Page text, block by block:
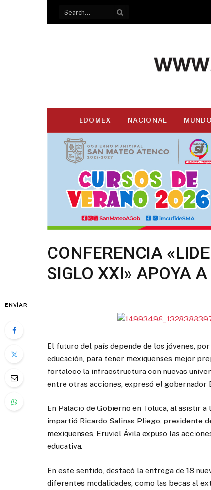
EDOMEX NACIONAL MUNDO
CONFERENCIA
SIGLO XXI» APOYA
ENVÍAR
El futuro del país depende de los jóvenes,
educación, para tener mexiquenses mejor
fortalece la infraestructura con nuevas
entre otras acciones, expresó el gobernador
En Palacio de Gobierno en Toluca, al asistir
impartió Ricardo Salinas Pliego, presidente
mexiquenses, Eruviel Ávila expuso las
educativa.
En este sentido, destacó la entrega de 18
diferentes modalidades, como las becas al